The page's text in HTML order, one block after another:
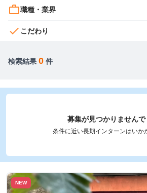
work_outline職種・業界
check こだわり
検索結果 0 件
募集が見つかりませんで
条件に近い長期インターンはいか
NEW